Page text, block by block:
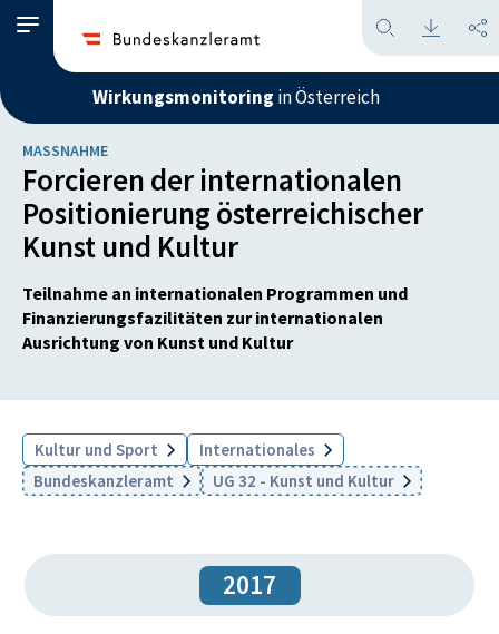
Wirkungsmonitoring in Österreich
MASSNAHME
Forcieren der internationalen
Positionierung österreichischer
Kunst und Kultur
Teilnahme an internationalen Programmen und
Finanzierungsfazilitäten zur internationalen
Ausrichtung von Kunst und Kultur
Kultur und Sport
Internationales
Bundeskanzleramt
UG 32 - Kunst und Kultur
2017